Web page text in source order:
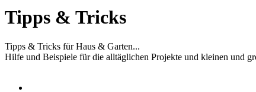
Tipps & Tricks
Tipps & Tricks für Haus & Garten...
Hilfe und Beispiele für die alltäglichen Projekte und kleinen und